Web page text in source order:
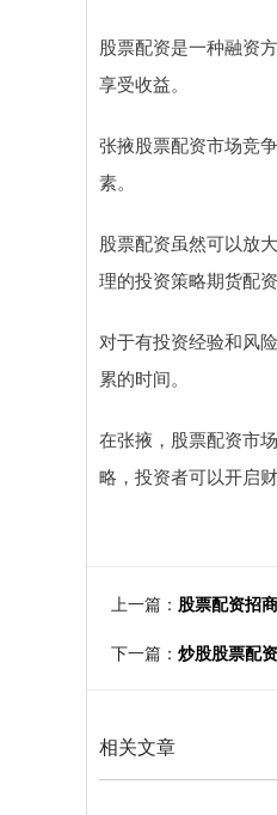
股票配资是一种融资
享受收益。
张掖股票配资市场竞
素。
股票配资虽然可以放
理的投资策略期货配资
对于有投资经验和风
累的时间。
在张掖，股票配资市
略，投资者可以开启
上一篇： 股票配资招
下一篇： 炒股股票配
相关文章